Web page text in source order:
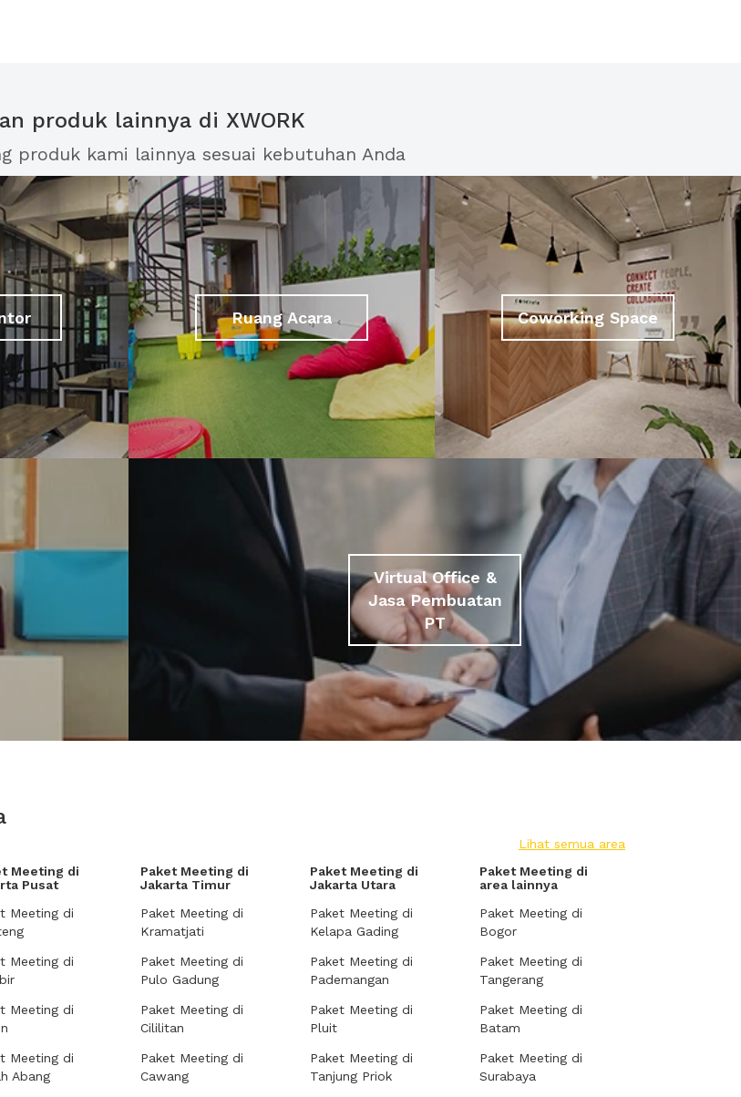
produk lainnya di XWORK
produk kami lainnya sesuai kebutuhan Anda
Ruang Acara Coworking Space
Virtual Office &
Jasa Pembuatan
PT
Lihat semua area
Meeting di
Pusat
Meeting di
Meeting di
Meeting di
Meeting di
Abang
Paket Meeting di
Jakarta Timur
Paket Meeting di
Kramatjati
Paket Meeting di
Pulo Gadung
Paket Meeting di
Cililitan
Paket Meeting di
Cawang
Paket Meeting di
Jakarta Utara
Paket Meeting di
Kelapa Gading
Paket Meeting di
Pademangan
Paket Meeting di
Pluit
Paket Meeting di
Tanjung Priok
Paket Meeting di
area lainnya
Paket Meeting di
Bogor
Paket Meeting di
Tangerang
Paket Meeting di
Batam
Paket Meeting di
Surabaya